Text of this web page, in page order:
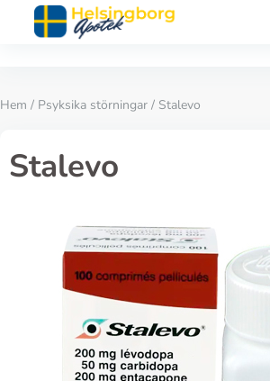
Hem / Psyksika störningar / Stalevo
Stalevo